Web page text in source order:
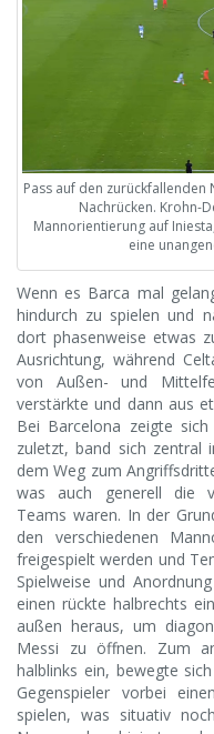
Pass auf den
Nachrücken. Krohn-
Mannorientierung auf
eine
Wenn es Barca mal
hindurch zu spielen und
dort phasenweise etwas
Ausrichtung, während
von Außen- und
verstärkte und dann aus
Bei Barcelona zeigte
zuletzt, band sich zentral
dem Weg zum
was auch generell die
Teams waren. In der
den verschiedenen
freigespielt werden und
Spielweise und
einen rückte halbrechts
außen heraus, um
Messi zu öffnen. Zum
halblinks ein, bewegte
Gegenspieler vorbei
spielen, was situativ